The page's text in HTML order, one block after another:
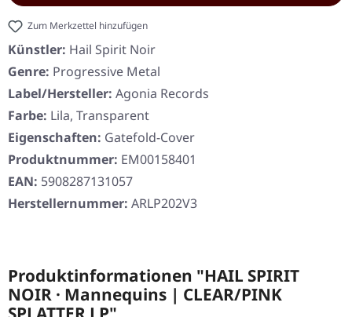
Zum Merkzettel hinzufügen
Künstler: Hail Spirit Noir
Genre: Progressive Metal
Label/Hersteller: Agonia Records
Farbe: Lila, Transparent
Eigenschaften: Gatefold-Cover
Produktnummer: EM00158401
EAN: 5908287131057
Herstellernummer: ARLP202V3
Produktinformationen "HAIL SPIRIT
NOIR · Mannequins | CLEAR/PINK